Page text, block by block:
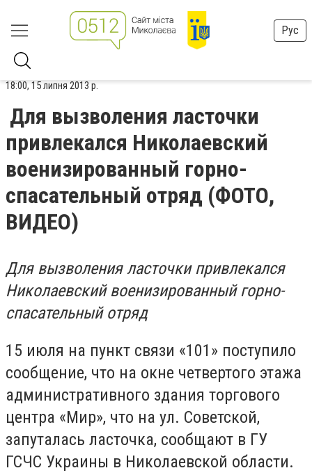
Рус
18:00, 15 липня 2013 р.
Для вызволения ласточки
привлекался Николаевский
военизированный горно-
спасательный отряд (ФОТО,
ВИДЕО)
Для вызволения ласточки привлекался
Николаевский военизированный горно-
спасательный отряд
15 июля на пункт связи «101» поступило
сообщение, что на окне четвертого этажа
административного здания торгового
центра «Мир», что на ул. Советской,
запуталась ласточка, сообщают в ГУ
ГСЧС Украины в Николаевской области.